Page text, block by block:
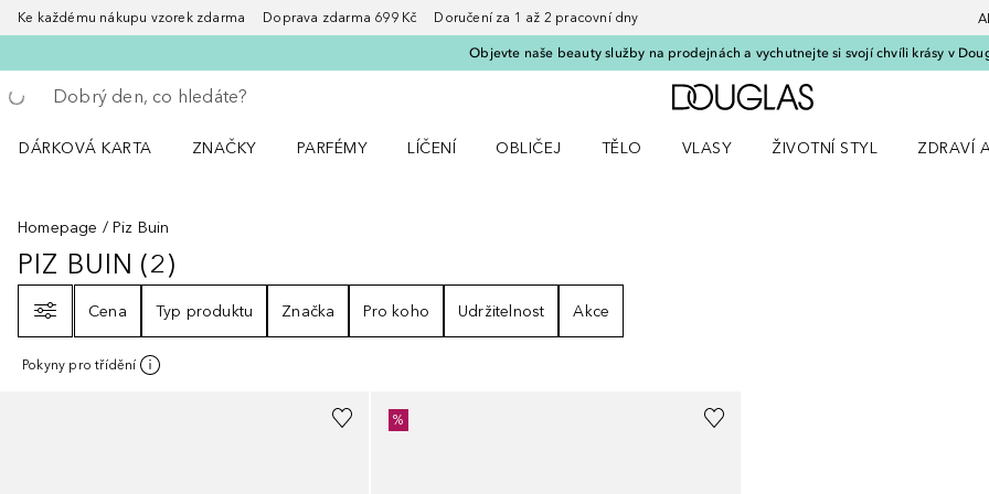
Ke každému nákupu vzorek zdarma Doprava zdarma 699 Kč Doručení za 1 až 2 pracovní dny
Objevte naše beauty služby na prodejnách a vychutnejte si svojí chvíli krásy v
Vraťte se
Proveďte vyhledávání
Domů
DÁRKOVÁ KARTA
ZNAČKY
PARFÉMY
LÍČENÍ
OBLIČEJ
TĚLO
VLASY
ŽIVOTNÍ STYL
ZDRAVÍ
Homepage Piz Buin
PIZ BUIN2VÝSLEDKY
PIZ BUIN (2)
Cena
Typ produktu Značka Pro koho Udržitelnost Akce
Pokyny pro třídění
%